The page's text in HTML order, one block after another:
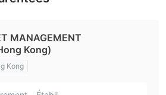
MANAGEMENT
Kong)
Kong